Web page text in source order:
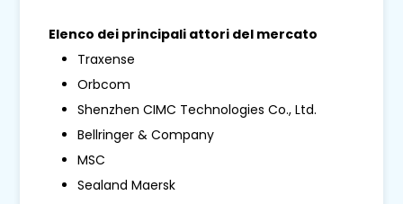
Elenco dei principali attori del mercato
Traxense
Orbcom
Shenzhen CIMC Technologies Co., Ltd.
Bellringer & Company
MSC
Sealand Maersk